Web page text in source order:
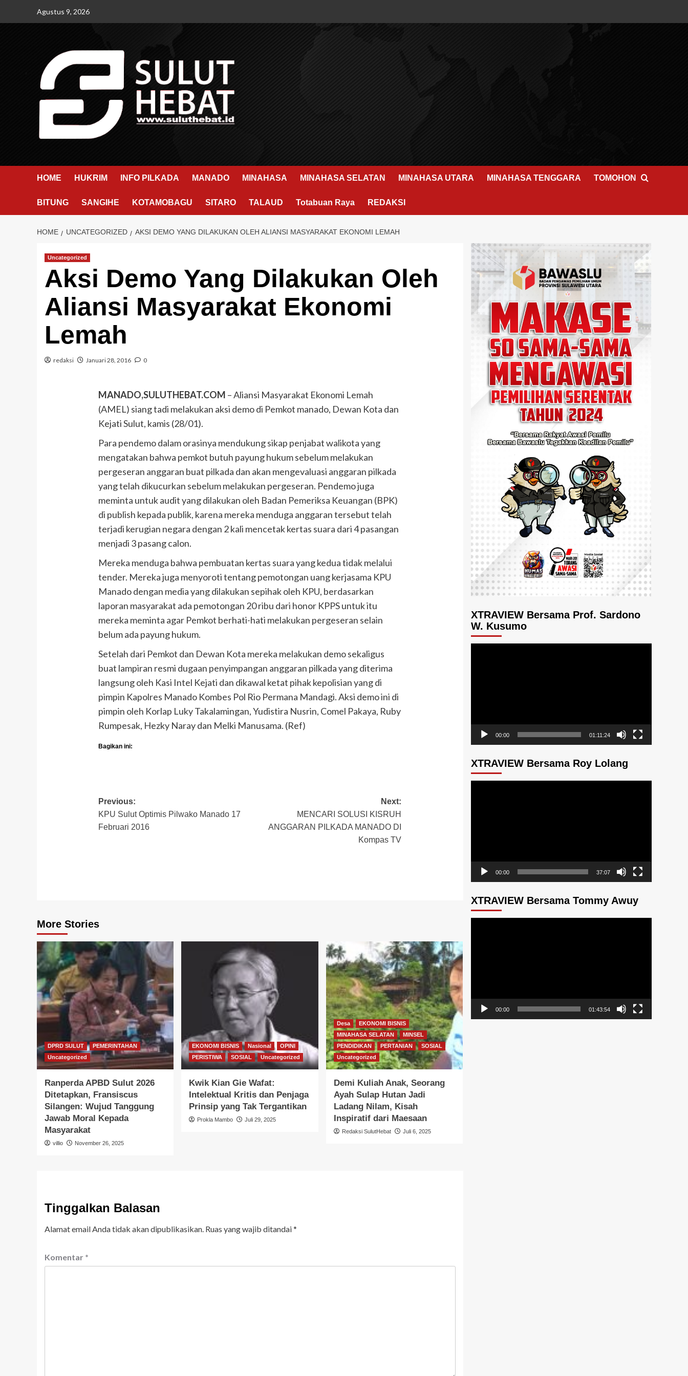
Agustus 9, 2026
HOME HUKRIM INFO PILKADA MANADO MINAHASA MINAHASA SELATAN MINAHASA UTARA MINAHASA TENGGARA TOMOHON
BITUNG SANGIHE KOTAMOBAGU SITARO TALAUD Totabuan Raya REDAKSI
HOME UNCATEGORIZED AKSI DEMO YANG DILAKUKAN OLEH ALIANSI MASYARAKAT EKONOMI LEMAH
Uncategorized
Aksi Demo Yang Dilakukan Oleh
Aliansi Masyarakat Ekonomi
Lemah
redaksi Januari 28, 2016 0
MANADO,SULUTHEBAT.COM – Aliansi Masyarakat Ekonomi Lemah
(AMEL) siang tadi melakukan aksi demo di Pemkot manado, Dewan Kota dan
Kejati Sulut, kamis (28/01).
Para pendemo dalam orasinya mendukung sikap penjabat walikota yang
mengatakan bahwa pemkot butuh payung hukum sebelum melakukan
pergeseran anggaran buat pilkada dan akan mengevaluasi anggaran pilkada
yang telah dikucurkan sebelum melakukan pergeseran. Pendemo juga
meminta untuk audit yang dilakukan oleh Badan Pemeriksa Keuangan (BPK)
di publish kepada publik, karena mereka menduga anggaran tersebut telah
terjadi kerugian negara dengan 2 kali mencetak kertas suara dari 4 pasangan
menjadi 3 pasang calon.
Mereka menduga bahwa pembuatan kertas suara yang kedua tidak melalui
tender. Mereka juga menyoroti tentang pemotongan uang kerjasama KPU
Manado dengan media yang dilakukan sepihak oleh KPU, berdasarkan
laporan masyarakat ada pemotongan 20 ribu dari honor KPPS untuk itu
mereka meminta agar Pemkot berhati-hati melakukan pergeseran selain
belum ada payung hukum.
Setelah dari Pemkot dan Dewan Kota mereka melakukan demo sekaligus
buat lampiran resmi dugaan penyimpangan anggaran pilkada yang diterima
langsung oleh Kasi Intel Kejati dan dikawal ketat pihak kepolisian yang di
pimpin Kapolres Manado Kombes Pol Rio Permana Mandagi. Aksi demo ini di
pimpin oleh Korlap Luky Takalamingan, Yudistira Nusrin, Comel Pakaya, Ruby
Rumpesak, Hezky Naray dan Melki Manusama. (Ref)
Bagikan ini:
Post
navigation
Previous:
KPU Sulut Optimis Pilwako Manado 17
Februari 2016
Next:
MENCARI SOLUSI KISRUH
ANGGARAN PILKADA MANADO DI
Kompas TV
More Stories
DPRD SULUT
PEMERINTAHAN
Uncategorized
Ranperda APBD Sulut 2026
Ditetapkan, Fransiscus
Silangen: Wujud Tanggung
Jawab Moral Kepada
Masyarakat
villio November 26, 2025
EKONOMI BISNIS Nasional
OPINI
PERISTIWA
SOSIAL Uncategorized
Kwik Kian Gie Wafat:
Intelektual Kritis dan Penjaga
Prinsip yang Tak Tergantikan
Prokla Mambo Juli 29, 2025
Desa
EKONOMI BISNIS
MINAHASA SELATAN
MINSEL
PENDIDIKAN
PERTANIAN
SOSIAL
Uncategorized
Demi Kuliah Anak, Seorang
Ayah Sulap Hutan Jadi
Ladang Nilam, Kisah
Inspiratif dari Maesaan
Redaksi SulutHebat Juli 6, 2025
Tinggalkan Balasan
Alamat email Anda tidak akan dipublikasikan. Ruas yang wajib ditandai*
Komentar *
XTRAVIEW Bersama Prof. Sardono
W. Kusumo
00:00 01:11:24
XTRAVIEW Bersama Roy Lolang
00:00 37:07
XTRAVIEW Bersama Tommy Awuy
00:00 01:43:54